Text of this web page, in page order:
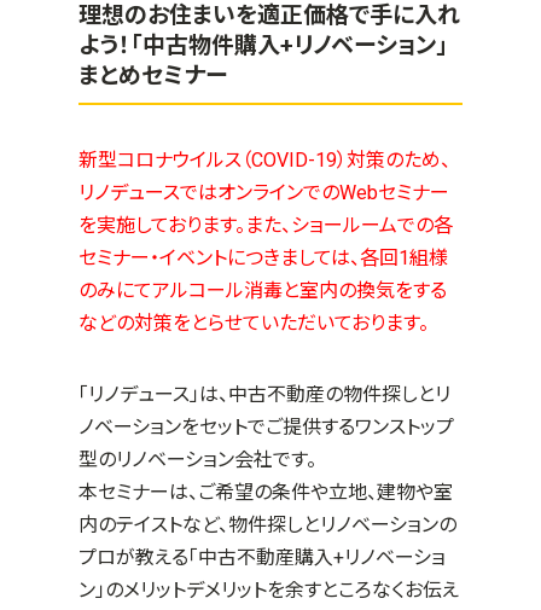
理想のお住まいを適正価格で手に入れ
よう！「中古物件購入+リノベーション」
まとめセミナー
新型コロナウイルス（COVID-19）対策のため、
リノデュースではオンラインでのWebセミナー
を実施しております。また、ショールームでの各
セミナー・イベントにつきましては、各回1組様
のみにてアルコール消毒と室内の換気をする
などの対策をとらせていただいております。
「リノデュース」は、中古不動産の物件探しとリ
ノベーションをセットでご提供するワンストップ
型のリノベーション会社です。
本セミナーは、ご希望の条件や立地、建物や室
内のテイストなど、物件探しとリノベーションの
プロが教える「中古不動産購入+リノベーショ
ン」のメリットデメリットを余すところなくお伝え